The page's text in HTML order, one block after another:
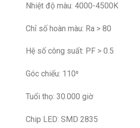
Nhiệt độ màu: 4000-4500K
Chỉ số hoàn màu: Ra > 80
Hệ số công suất: PF > 0.5
Góc chiếu: 110⁰
Tuổi thọ: 30.000 giờ
Chip LED: SMD 2835